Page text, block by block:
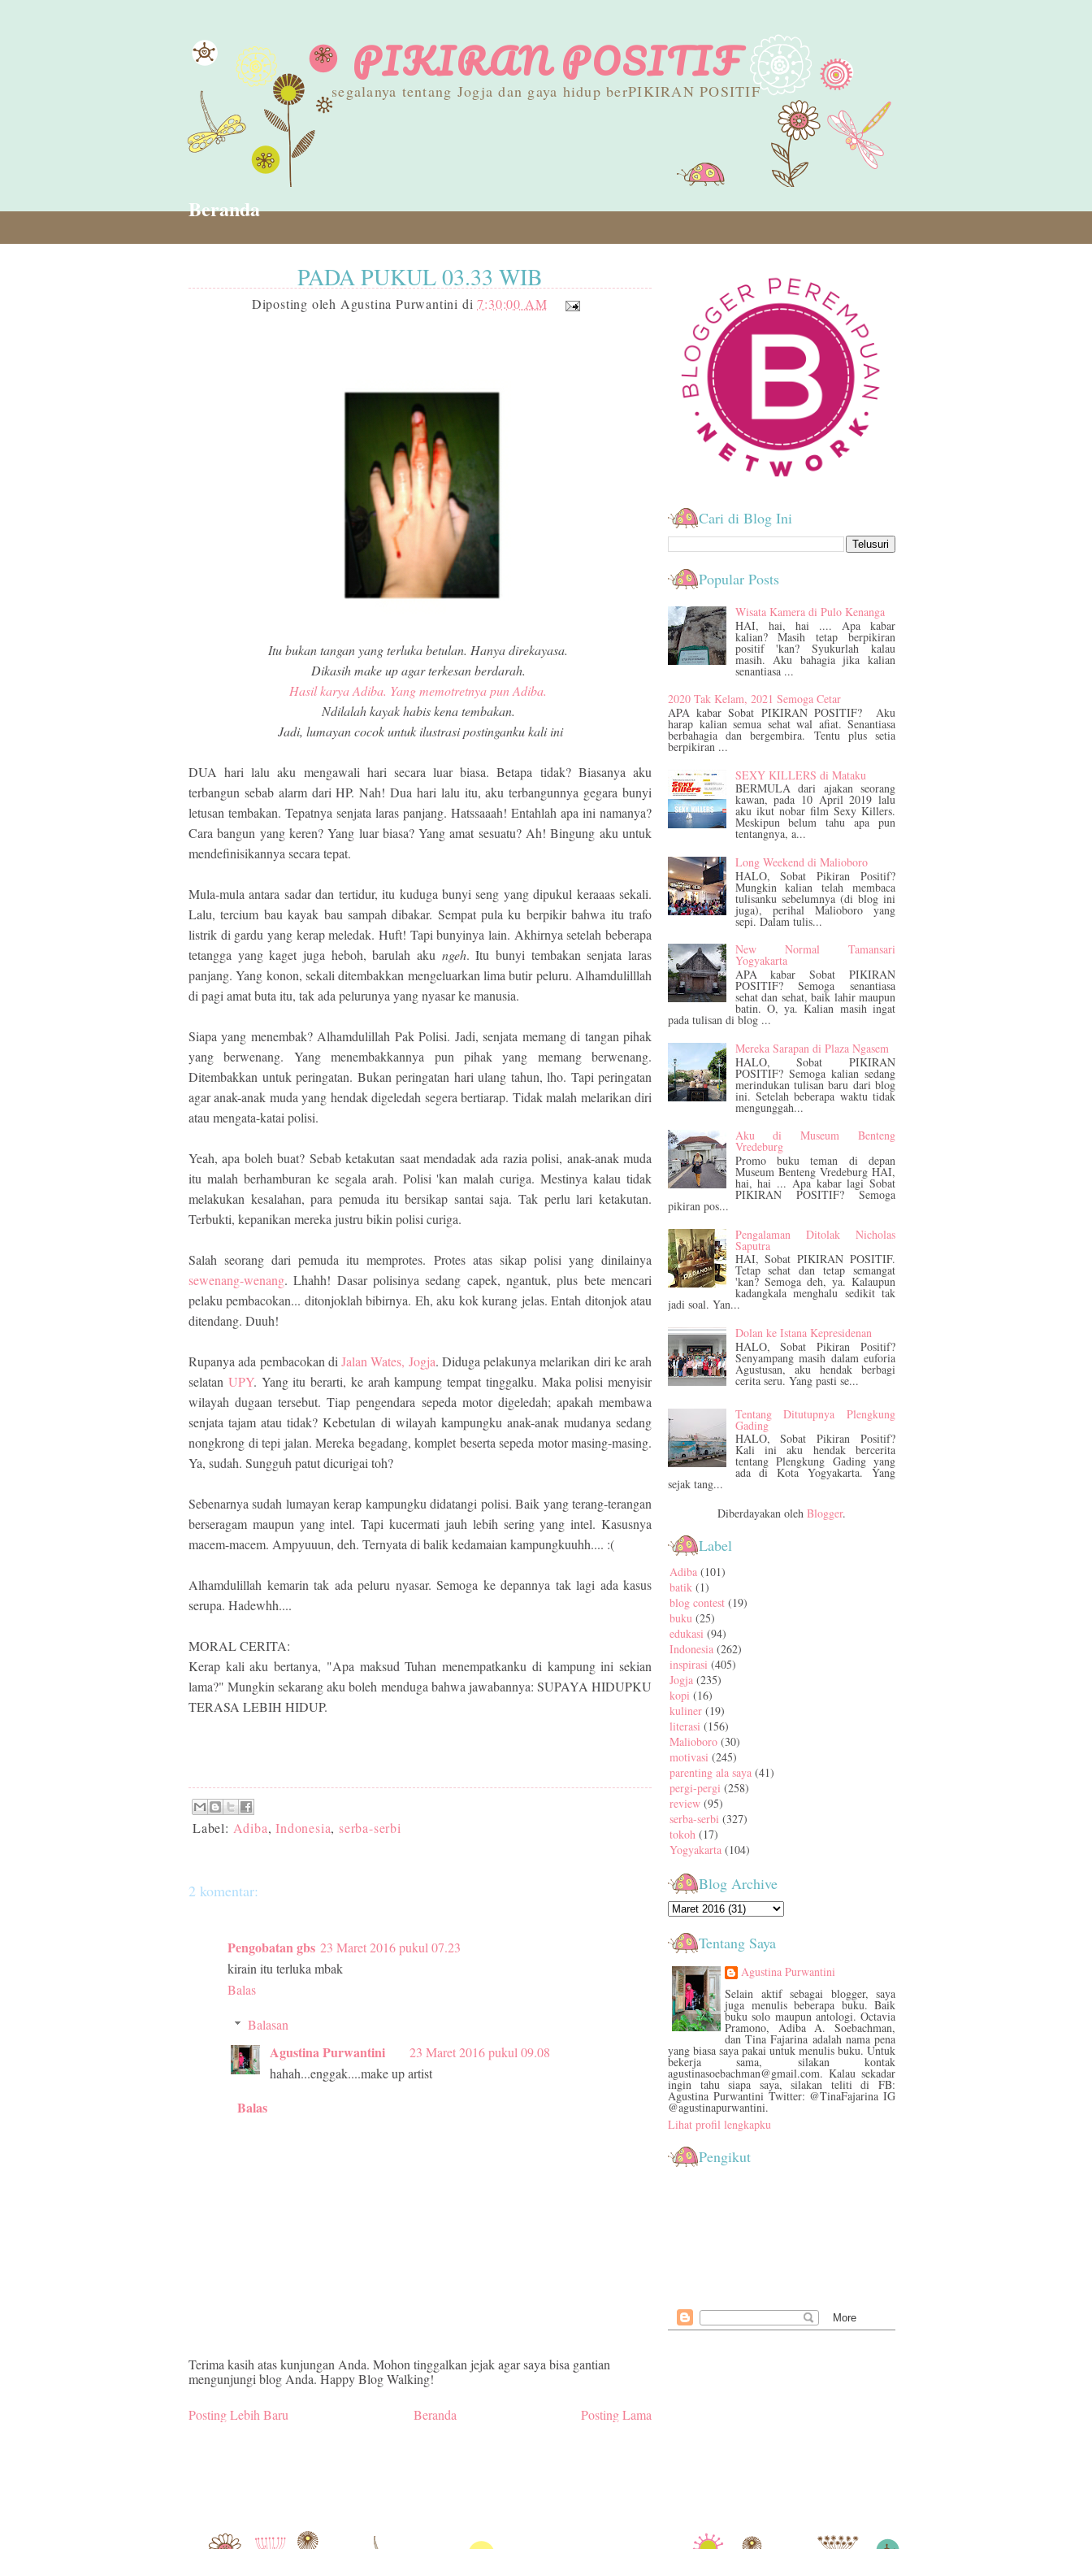
PIKIRAN POSITIF
segalanya tentang Jogja dan gaya hidup berPIKIRAN POSITIF
Beranda
PADA PUKUL 03.33 WIB
Diposting oleh Agustina Purwantini di7:30:00 AM
Itu bukan tangan yang terluka betulan. Hanya direkayasa.
Dikasih make up agar terkesan berdarah.
Hasil karya Adiba. Yang memotretnya pun Adiba.
Ndilalah kayak habis kena tembakan.
Jadi, lumayan cocok untuk ilustrasi postinganku kali ini
DUA hari lalu aku mengawali hari secara luar biasa. Betapa tidak? Biasanya aku
terbangun sebab alarm dari HP. Nah! Dua hari lalu itu, aku terbangunnya gegara bunyi
letusan tembakan. Tepatnya senjata laras panjang. Hatssaaah! Entahlah apa ini namanya?
Cara bangun yang keren? Yang luar biasa? Yang amat sesuatu? Ah! Bingung aku untuk
mendefinisikannya secara tepat.
Mula-mula antara sadar dan tertidur, itu kuduga bunyi seng yang dipukul keraaas sekali.
Lalu, tercium bau kayak bau sampah dibakar. Sempat pula ku berpikir bahwa itu trafo
listrik di gardu yang kerap meledak. Huft! Tapi bunyinya lain. Akhirnya setelah beberapa
tetangga yang kaget juga heboh, barulah aku ngeh. Itu bunyi tembakan senjata laras
panjang. Yang konon, sekali ditembakkan mengeluarkan lima butir peluru. Alhamdulilllah
di pagi amat buta itu, tak ada pelurunya yang nyasar ke manusia.
Siapa yang menembak? Alhamdulillah Pak Polisi. Jadi, senjata memang di tangan pihak
yang berwenang. Yang menembakkannya pun pihak yang memang berwenang.
Ditembakkan untuk peringatan. Bukan peringatan hari ulang tahun, lho. Tapi peringatan
agar anak-anak muda yang hendak digeledah segera bertiarap. Tidak malah melarikan diri
atau mengata-katai polisi.
Yeah, apa boleh buat? Sebab ketakutan saat mendadak ada razia polisi, anak-anak muda
itu malah berhamburan ke segala arah. Polisi 'kan malah curiga. Mestinya kalau tidak
melakukan kesalahan, para pemuda itu bersikap santai saja. Tak perlu lari ketakutan.
Terbukti, kepanikan mereka justru bikin polisi curiga.
Salah seorang dari pemuda itu memprotes. Protes atas sikap polisi yang dinilainya
sewenang-wenang. Lhahh! Dasar polisinya sedang capek, ngantuk, plus bete mencari
pelaku pembacokan... ditonjoklah bibirnya. Eh, aku kok kurang jelas. Entah ditonjok atau
ditendang. Duuh!
Rupanya ada pembacokan di Jalan Wates, Jogja. Diduga pelakunya melarikan diri ke arah
selatan UPY. Yang itu berarti, ke arah kampung tempat tinggalku. Maka polisi menyisir
wilayah dugaan tersebut. Tiap pengendara sepeda motor digeledah; apakah membawa
senjata tajam atau tidak? Kebetulan di wilayah kampungku anak-anak mudanya sedang
nongkrong di tepi jalan. Mereka begadang, komplet beserta sepeda motor masing-masing.
Ya, sudah. Sungguh patut dicurigai toh?
Sebenarnya sudah lumayan kerap kampungku didatangi polisi. Baik yang terang-terangan
berseragam maupun yang intel. Tapi kucermati jauh lebih sering yang intel. Kasusnya
macem-macem. Ampyuuun, deh. Ternyata di balik kedamaian kampungkuuhh.... :(
Alhamdulillah kemarin tak ada peluru nyasar. Semoga ke depannya tak lagi ada kasus
serupa. Hadewhh....
MORAL CERITA:
Kerap kali aku bertanya, "Apa maksud Tuhan menempatkanku di kampung ini sekian
lama?" Mungkin sekarang aku boleh menduga bahwa jawabannya: SUPAYA HIDUPKU
TERASA LEBIH HIDUP.
Label: Adiba,Indonesia, serba-serbi
2 komentar:
Pengobatan gbs 23 Maret 2016 pukul 07.23
kirain itu terluka mbak
Balas
Balasan
Agustina Purwantini
23 Maret 2016 pukul 09.08
hahah...enggak....make up artist
Balas
Terima kasih atas kunjungan Anda. Mohon tinggalkan jejak agar saya bisa gantian
mengunjungi blog Anda. Happy Blog Walking!
Posting Lebih Baru Posting Lama
Beranda
Cari di Blog Ini
Popular Posts
Wisata Kamera di Pulo Kenanga
HAI, hai, hai .... Apa kabar
kalian? Masih tetap berpikiran
positif 'kan? Syukurlah kalau
masih. Aku bahagia jika kalian
senantiasa ...
2020 Tak Kelam, 2021 Semoga Cetar
APA kabar Sobat PIKIRAN POSITIF? Aku
harap kalian semua sehat wal afiat. Senantiasa
berbahagia dan bergembira. Tentu plus setia
berpikiran ...
SEXY KILLERS di Mataku
BERMULA dari ajakan seorang
kawan, pada 10 April 2019 lalu
aku ikut nobar film Sexy Killers.
Meskipun belum tahu apa pun
tentangnya, a...
Long Weekend di Malioboro
HALO, Sobat Pikiran Positif?
Mungkin kalian telah membaca
tulisanku sebelumnya (di blog ini
juga), perihal Malioboro yang
sepi. Dalam tulis...
New Normal Tamansari
Yogyakarta
APA kabar Sobat PIKIRAN
POSITIF? Semoga senantiasa
sehat dan sehat, baik lahir maupun
batin. O, ya. Kalian masih ingat
pada tulisan di blog ...
Mereka Sarapan di Plaza Ngasem
HALO, Sobat PIKIRAN
POSITIF? Semoga kalian sedang
merindukan tulisan baru dari blog
ini. Setelah beberapa waktu tidak
mengunggah...
Aku di Museum Benteng
Vredeburg
Promo buku teman di depan
Museum Benteng Vredeburg HAI,
hai, hai ... Apa kabar lagi Sobat
PIKIRAN POSITIF? Semoga
pikiran pos...
Pengalaman Ditolak Nicholas
Saputra
HAI, Sobat PIKIRAN POSITIF.
Tetap sehat dan tetap semangat
'kan? Semoga deh, ya. Kalaupun
kadangkala menghalu sedikit tak
jadi soal. Yan...
Dolan ke Istana Kepresidenan
HALO, Sobat Pikiran Positif?
Senyampang masih dalam euforia
Agustusan, aku hendak berbagi
cerita seru. Yang pasti se...
Tentang Ditutupnya Plengkung
Gading
HALO, Sobat Pikiran Positif?
Kali ini aku hendak bercerita
tentang Plengkung Gading yang
ada di Kota Yogyakarta. Yang
sejak tang...
Diberdayakan oleh Blogger.
Label
Adiba (101)
batik (1)
blog contest (19)
buku (25)
edukasi (94)
Indonesia (262)
inspirasi (405)
Jogja (235)
kopi (16)
kuliner (19)
literasi (156)
Malioboro (30)
motivasi (245)
parenting ala saya (41)
pergi-pergi (258)
review (95)
serba-serbi (327)
tokoh (17)
Yogyakarta (104)
Blog Archive
Tentang Saya
Agustina Purwantini
Selain aktif sebagai blogger, saya
juga menulis beberapa buku. Baik
buku solo maupun antologi. Octavia
Pramono, Adiba A. Soebachman,
dan Tina Fajarina adalah nama pena
yang biasa saya pakai untuk menulis buku. Untuk
bekerja sama, silakan kontak
agustinasoebachman@gmail.com. Kalau sekadar
ingin tahu siapa saya, silakan teliti di FB:
Agustina Purwantini Twitter: @TinaFajarina IG
@agustinapurwantini.
Lihat profil lengkapku
Pengikut